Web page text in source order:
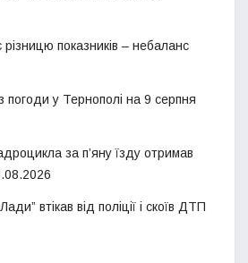
показників – небаланс
погоди у Тернополі на 9 серпня
за п’яну їзду отримав
втікав від поліції і скоїв ДТП